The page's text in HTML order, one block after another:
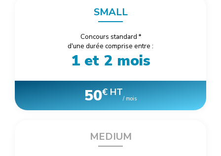
SMALL
Concours standard *
d'une durée comprise entre :
1 et 2 mois
50€ HT
/ mois
MEDIUM